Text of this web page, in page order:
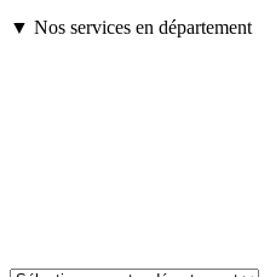
▼ Nos services en département